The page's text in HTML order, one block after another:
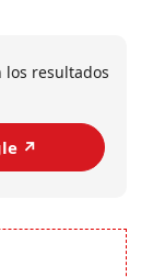
los resultados
↗️